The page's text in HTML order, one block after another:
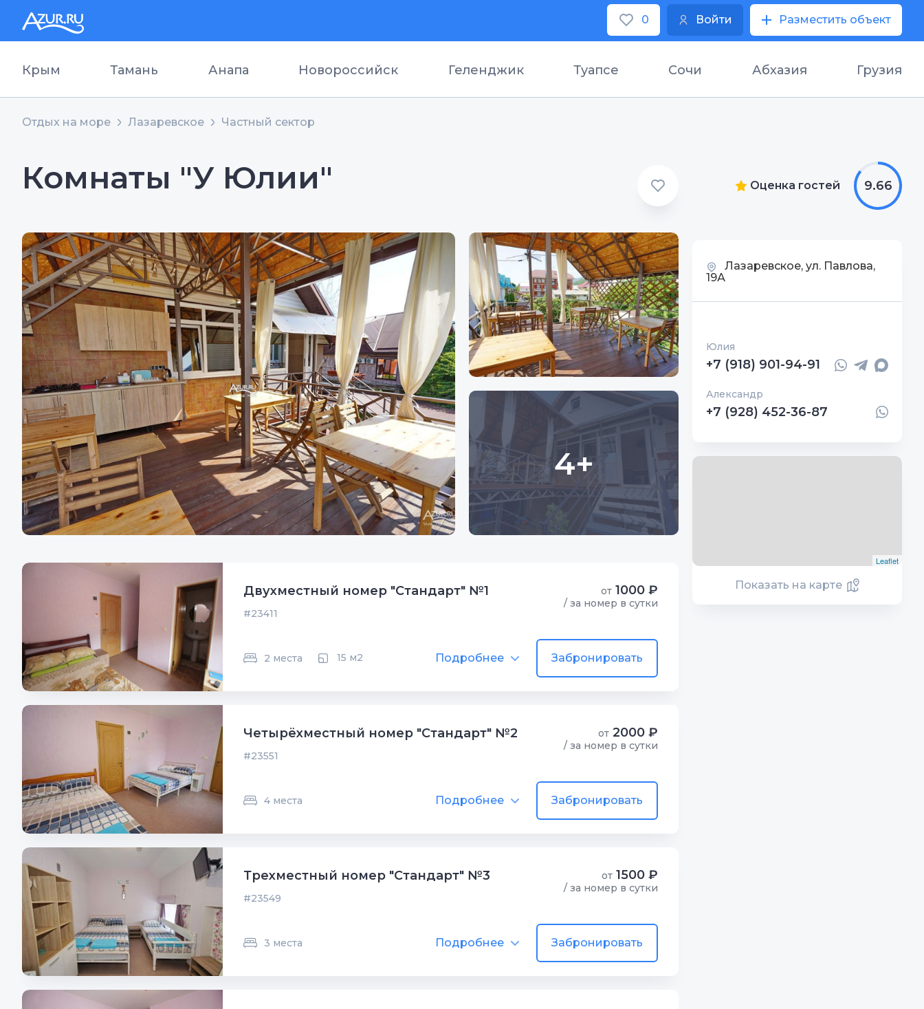
0 Войти Разместить объект
Крым Тамань Анапа Новороссийск Геленджик Туапсе Сочи Абхазия Грузия
Отдых на море Лазаревское Частный сектор
Комнаты "У Юлии"
4+
Двухместный номер "Стандарт" №1
#23411
от 1000 ₽
/ за номер в сутки
2 места 15 м2 Подробнее Забронировать
Четырёхместный номер "Стандарт" №2
#23551
от 2000 ₽
/ за номер в сутки
4 места Подробнее Забронировать
Трехместный номер "Стандарт" №3
#23549
от 1500 ₽
/ за номер в сутки
3 места Подробнее Забронировать
Оценка гостей 9.66
Лазаревское, ул. Павлова,
19А
Юлия
+7 (918) 901-94-91
Александр
+7 (928) 452-36-87
Leaflet
Показать на карте